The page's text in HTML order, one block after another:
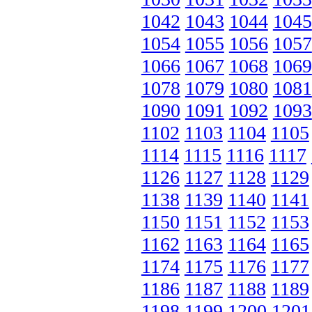
1042 1043 1044 1045
1054 1055 1056 1057
1066 1067 1068 1069
1078 1079 1080 1081
1090 1091 1092 1093
1102 1103 1104 1105
1114 1115 1116 1117
1126 1127 1128 1129
1138 1139 1140 1141
1150 1151 1152 1153
1162 1163 1164 1165
1174 1175 1176 1177
1186 1187 1188 1189